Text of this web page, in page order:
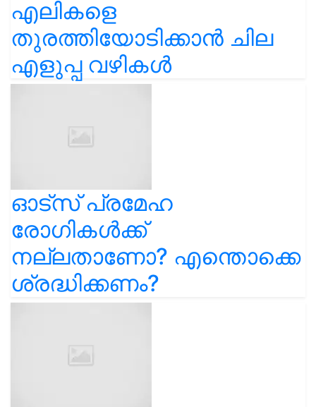
എലികളെ
തുരത്തിയോടിക്കാൻ ചില
എളുപ്പ വഴികൾ
ഓട്സ് പ്രമേഹ
രോഗികൾക്ക്
നല്ലതാണോ? എന്തൊക്കെ
ശ്രദ്ധിക്കണം?